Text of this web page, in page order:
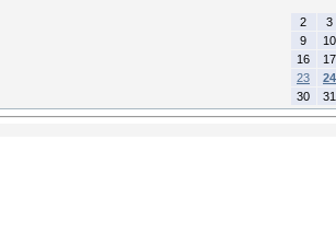
2
3
9
10
16
17
23
24
30
31